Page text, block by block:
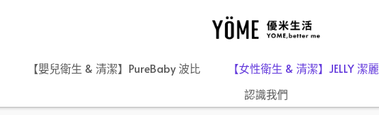
【嬰兒衛生 & 清潔】PureBaby 波比 【女性衛生 & 清潔】JELLY 潔麗
認識我們